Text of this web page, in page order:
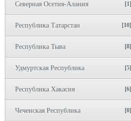
Северная Осетия-Алания [1]
Республика Татарстан [10]
Республика Тыва [8]
Удмуртская Республика [5]
Республика Хакасия [6]
Чеченская Республика [0]